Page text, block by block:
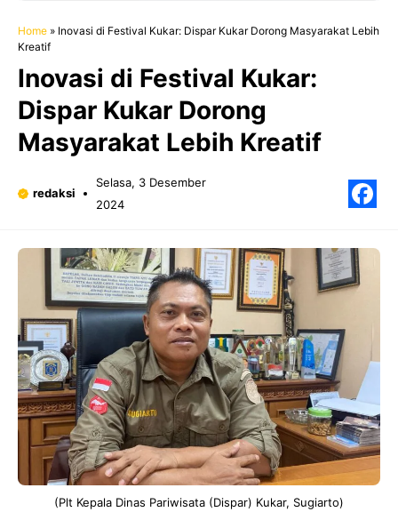
Home » Inovasi di Festival Kukar: Dispar Kukar Dorong Masyarakat Lebih
Kreatif
Inovasi di Festival Kukar:
Dispar Kukar Dorong
Masyarakat Lebih Kreatif
redaksi
Selasa, 3 Desember
2024
(Plt Kepala Dinas Pariwisata (Dispar) Kukar, Sugiarto)